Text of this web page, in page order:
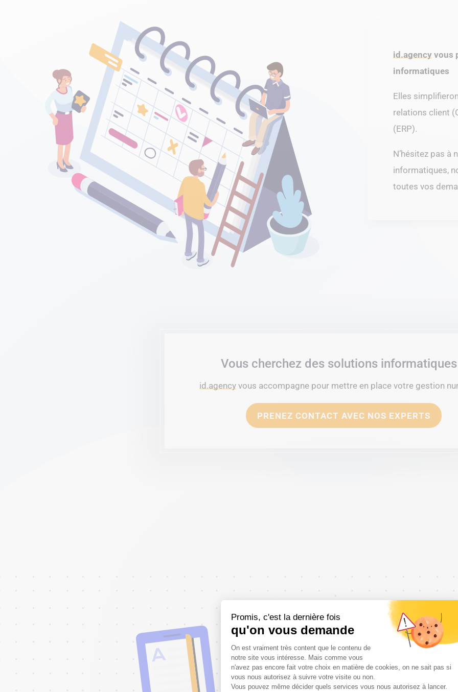
Promis, c'est la dernière fois
qu'on vous demande
Plateforme de Gestion du
On est vraiment très content que le contenu de
notre site vous intéresse. Mais comme vous
n'avez pas encore fait votre choix en matière de cookies, on ne sait pas si
vous nous autorisez à suivre votre visite ou non.
Vous pouvez même décider quels services vous nous autorisez à lancer.
Axeptio consent
id.agencyvous
informatiques
Elles
relations client
(ERP).
N’hésitez pas
informatiques,
toutes vos
Vous cherchez des solutions informatiques
id.agency vous accompagne pour mettre en place votre gestion
PRENEZ CONTACT AVEC NOS EXPERTS
Ebook : 10